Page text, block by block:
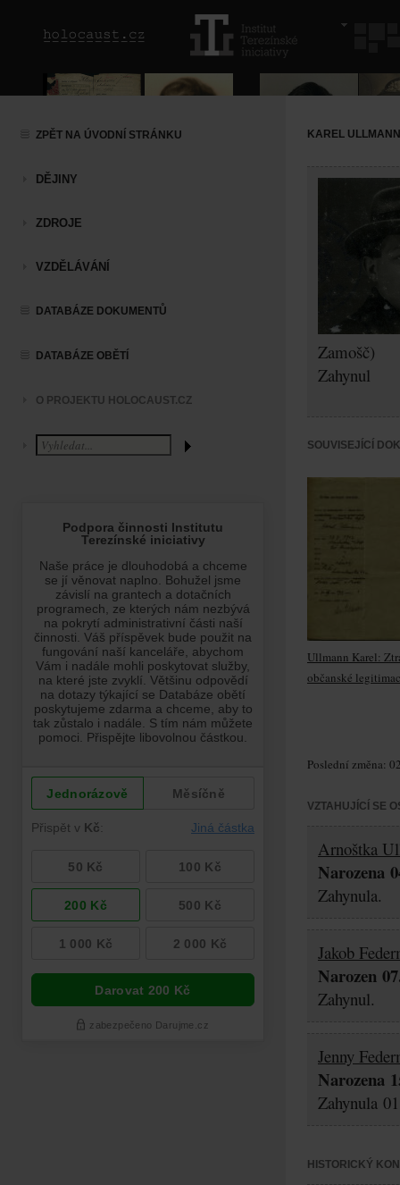
ZPĚT NA ÚVODNÍ STRÁNKU
DĚJINY
ZDROJE
VZDĚLÁVÁNÍ
DATABÁZE DOKUMENTŮ
DATABÁZE OBĚTÍ
O PROJEKTU HOLOCAUST.CZ
KAREL ULLMANN
Zamošč)
Zahynul
SOUVISEJÍCÍ
Ullmann Karel:
občanské
Poslední změna:
VZTAHUJÍCÍ SE
Arnoštka
Narozena
Zahynula.
Jakob
Narozen
Zahynul.
Jenny
Narozena
Zahynula
HISTORICKÝ